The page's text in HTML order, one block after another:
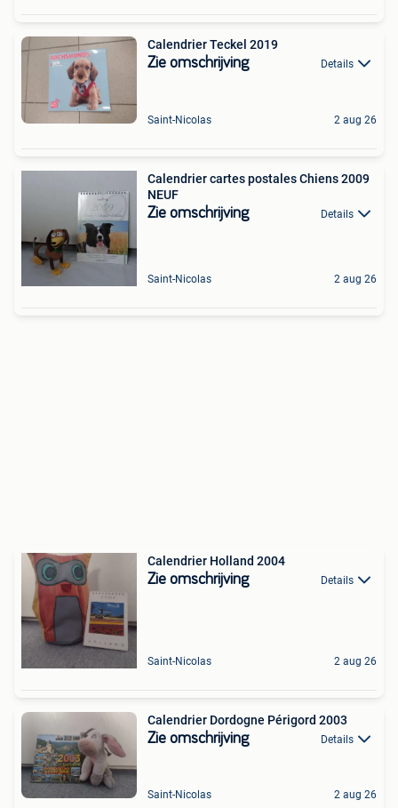
Calendrier Teckel 2019
Zie omschrijving Details
Saint-Nicolas 2 aug 26
Calendrier cartes postales Chiens 2009
NEUF
Zie omschrijving Details
Saint-Nicolas 2 aug 26
Calendrier Holland 2004
Zie omschrijving Details
Saint-Nicolas 2 aug 26
Calendrier Dordogne Périgord 2003
Zie omschrijving Details
Saint-Nicolas 2 aug 26